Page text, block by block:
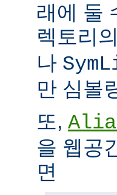
래에 둘
렉토리의
나
만 심볼
또,
을 웹공
면